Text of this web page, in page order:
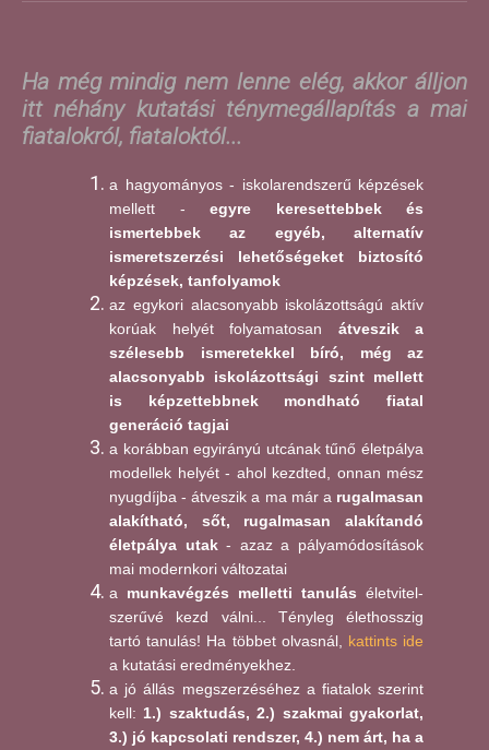
Ha még mindig nem lenne elég, akkor álljon
itt néhány kutatási ténymegállapítás a mai
fiatalokról, fiataloktól...
a hagyományos - iskolarendszerű képzések
mellett - egyre keresettebbek és
ismertebbek az egyéb, alternatív
ismeretszerzési lehetőségeket biztosító
képzések, tanfolyamok
az egykori alacsonyabb iskolázottságú aktív
korúak helyét folyamatosan átveszik a
szélesebb ismeretekkel bíró, még az
alacsonyabb iskolázottsági szint mellett
is képzettebbnek mondható fiatal
generáció tagjai
a korábban egyirányú utcának tűnő életpálya
modellek helyét - ahol kezdted, onnan mész
nyugdíjba - átveszik a ma már a rugalmasan
alakítható, sőt, rugalmasan alakítandó
életpálya utak- azaz a pályamódosítások
mai modernkori változatai
a munkavégzés melletti tanulás életvitel-
szerűvé kezd válni... Tényleg élethosszig
tartó tanulás! Ha többet olvasnál, kattints ide
a kutatási eredményekhez.
a jó állás megszerzéséhez a fiatalok szerint
kell: 1.) szaktudás, 2.) szakmai gyakorlat,
3.) jó kapcsolati rendszer, 4.) nem árt, ha a